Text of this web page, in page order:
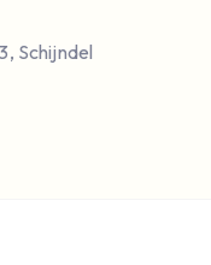
Schijndel